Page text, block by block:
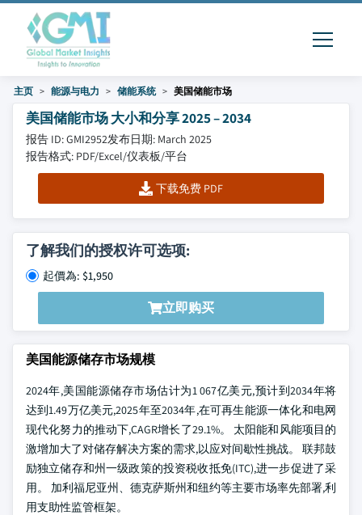
主页 能源与电力 储能系统 美国储能市场
美国储能市场 大小和分享 2025 – 2034
报告 ID: GMI2952发布日期: March 2025
报告格式: PDF/Excel/仪表板/平台
下载免费 PDF
了解我们的授权许可选项:
起價為: $1,950
立即购买
美国能源储存市场规模
2024年,美国能源储存市场估计为1 067亿美元,预计到2034年将
达到1.49万亿美元,2025年至2034年,在可再生能源一体化和电网
现代化努力的推动下,CAGR增长了29.1%。 太阳能和风能项目的
激增加大了对储存解决方案的需求,以应对间歇性挑战。 联邦鼓
励独立储存和州一级政策的投资税收抵免(ITC),进一步促进了采
用。 加利福尼亚州、德克萨斯州和纽约等主要市场率先部署,利
用支助性监管框架。